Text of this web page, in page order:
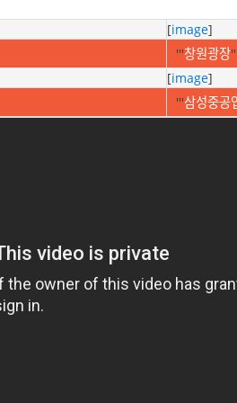
[image]
'''창원광장
[image]
'''삼성중공